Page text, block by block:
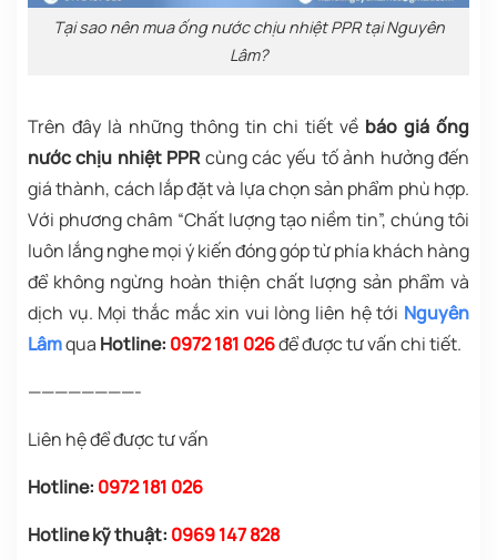
Tại sao nên mua ống nước chịu nhiệt PPR tại Nguyên
Lâm?
Trên đây là những thông tin chi tiết về báo giá ống
nước chịu nhiệt PPRcùng các yếu tố ảnh hưởng đến
giá thành, cách lắp đặt và lựa chọn sản phẩm phù hợp.
Với phương châm “Chất lượng tạo niềm tin”, chúng tôi
luôn lắng nghe mọi ý kiến đóng góp từ phía khách hàng
để không ngừng hoàn thiện chất lượng sản phẩm và
dịch vụ. Mọi thắc mắc xin vui lòng liên hệ tới Nguyên
Lâmqua Hotline: 0972 181 026để được tư vấn chi tiết.
————————-
Liên hệ để được tư vấn
Hotline: 0972 181 026
Hotline kỹ thuật: 0969 147 828